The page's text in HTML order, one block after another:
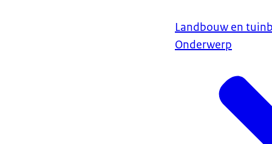
Landbouw en
Onderwerp